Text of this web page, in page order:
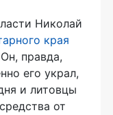
Николай
края
правда,
его украл,
и литовцы
от